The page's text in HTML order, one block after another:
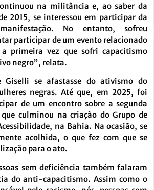
na militância e, ao saber da
2015, se interessou em participar da
No entanto, sofreu
participar de um evento relacionado
primeira vez que sofri capacitismo
negro”, relata.
Giselli se afastasse do ativismo do
negras. Até que, em 2025, foi
de um encontro sobre a segunda
culminou na criação do Grupo de
na Bahia. Na ocasião, se
acolhida, o que fez com que se
para o ato.
sem deficiência também falaram
do anti-capacitismo. Assim como o